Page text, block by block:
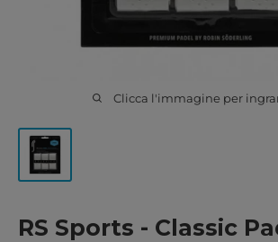
Clicca l'immagine per
RS Sports - Classic